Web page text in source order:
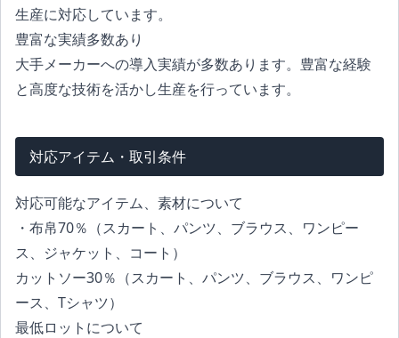
生産に対応しています。
豊富な実績多数あり
大手メーカーへの導入実績が多数あります。豊富な経験
と高度な技術を活かし生産を行っています。
対応アイテム・取引条件
対応可能なアイテム、素材について
・布帛70％（スカート、パンツ、ブラウス、ワンピー
ス、ジャケット、コート）
カットソー30％（スカート、パンツ、ブラウス、ワンピ
ース、Tシャツ）
最低ロットについて